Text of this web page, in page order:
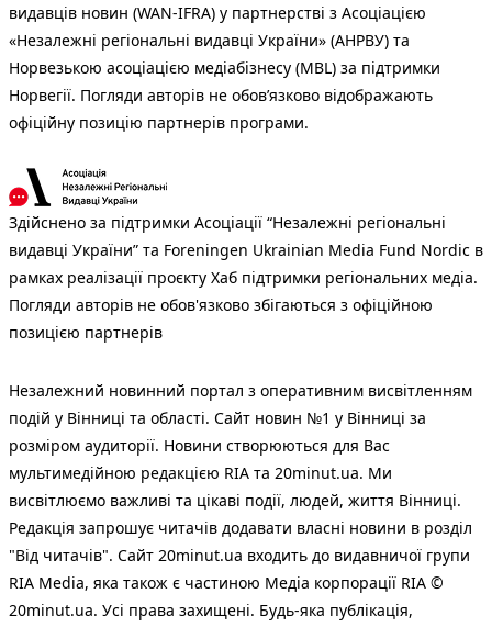
видавців новин (WAN-IFRA) у партнерстві з Асоціацією
«Незалежні регіональні видавці України» (АНРВУ) та
Норвезькою асоціацією медіабізнесу (MBL) за підтримки
Норвегії. Погляди авторів не обов’язково відображають
офіційну позицію партнерів програми.
Здійснено за підтримки Асоціації “Незалежні регіональні
видавці України” та Foreningen Ukrainian Media Fund Nordic в
рамках реалізації проєкту Хаб підтримки регіональних медіа.
Погляди авторів не обов'язково збігаються з офіційною
позицією партнерів
Незалежний новинний портал з оперативним висвітленням
подій у Вінниці та області. Сайт новин №1 у Вінниці за
розміром аудиторії. Новини створюються для Вас
мультимедійною редакцією RIA та 20minut.ua. Ми
висвітлюємо важливі та цікаві події, людей, життя Вінниці.
Редакція запрошує читачів додавати власні новини в розділ
"Від читачів". Сайт 20minut.ua входить до видавничої групи
RIA Media, яка також є частиною Медіа корпорації RIA ©
20minut.ua. Усі права захищені. Будь-яка публiкацiя,